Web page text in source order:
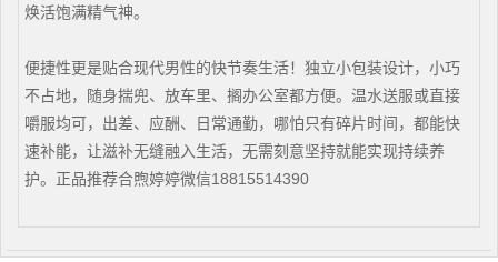
焕活饱满精气神。
便捷性更是贴合现代男性的快节奏生活！独立小包装设计，小巧
不占地，随身揣兜、放车里、搁办公室都方便。温水送服或直接
嚼服均可，出差、应酬、日常通勤，哪怕只有碎片时间，都能快
速补能，让滋补无缝融入生活，无需刻意坚持就能实现持续养
护。正品推荐合煦婷婷微信18815514390